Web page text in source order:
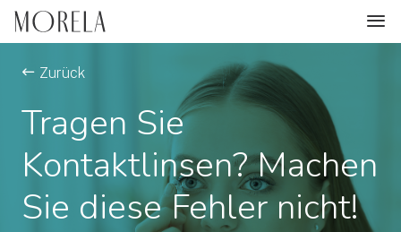
Zurück
Tragen Sie
Kontaktlinsen? Machen
Sie diese Fehler nicht!